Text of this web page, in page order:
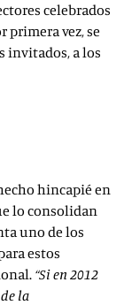
celebrados
primera vez, se
invitados, a los
hincapié en
lo consolidan
uno de los
estos
“Si en 2012
la